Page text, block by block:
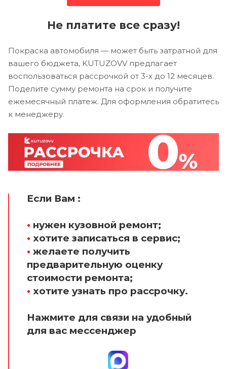
Не платите все сразу!
Покраска автомобиля — может быть затратной для
вашего бюджета, KUTUZOVV предлагает
воспользоваться рассрочкой от 3-х до 12 месяцев.
Поделите сумму ремонта на срок и получите
ежемесячный платеж. Для оформления обратитесь
к менеджеру.
Если Вам :
• нужен кузовной ремонт;
• хотите записаться в сервис;
• желаете получить
предварительную оценку
стоимости ремонта;
• хотите узнать про рассрочку.
Нажмите для связи на удобный
для вас мессенджер